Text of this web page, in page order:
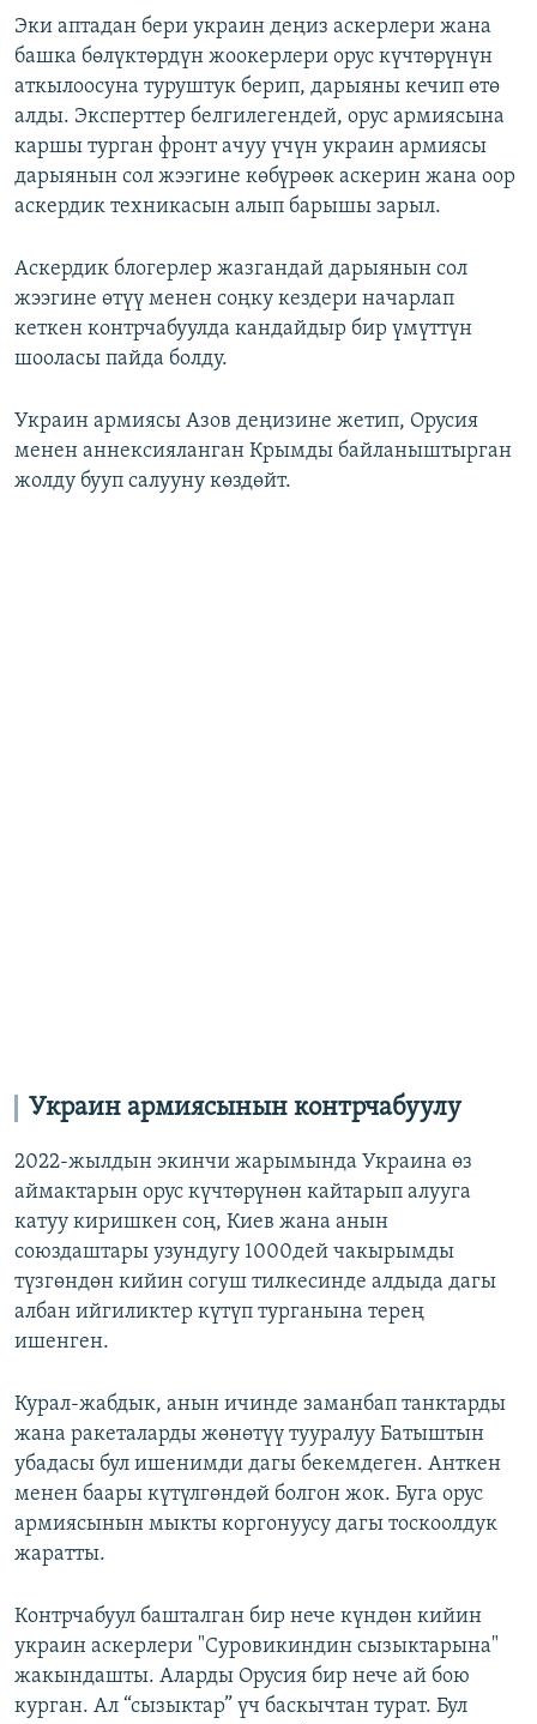
Эки аптадан бери украин деңиз аскерлери жана
башка бөлүктөрдүн жоокерлери орус күчтөрүнүн
аткылоосуна туруштук берип, дарыяны кечип өтө
алды. Эксперттер белгилегендей, орус армиясына
каршы турган фронт ачуу үчүн украин армиясы
дарыянын сол жээгине көбүрөөк аскерин жана оор
аскердик техникасын алып барышы зарыл.
Аскердик блогерлер жазгандай дарыянын сол
жээгине өтүү менен соңку кездери начарлап
кеткен контрчабуулда кандайдыр бир үмүттүн
шооласы пайда болду.
Украин армиясы Азов деңизине жетип, Орусия
менен аннексияланган Крымды байланыштырган
жолду бууп салууну көздөйт.
Украин армиясынын контрчабуулу
2022-жылдын экинчи жарымында Украина өз
аймактарын орус күчтөрүнөн кайтарып алууга
катуу киришкен соң, Киев жана анын
союздаштары узундугу 1000дей чакырымды
түзгөндөн кийин согуш тилкесинде алдыда дагы
албан ийгиликтер күтүп турганына терең
ишенген.
Курал-жабдык, анын ичинде заманбап танктарды
жана ракеталарды жөнөтүү тууралуу Батыштын
убадасы бул ишенимди дагы бекемдеген. Анткен
менен баары күтүлгөндөй болгон жок. Буга орус
армиясынын мыкты коргонуусу дагы тоскоолдук
жаратты.
Контрчабуул башталган бир нече күндөн кийин
украин аскерлери "Суровикиндин сызыктарына"
жакындашты. Аларды Орусия бир нече ай бою
курган. Ал “сызыктар” үч баскычтан турат. Бул